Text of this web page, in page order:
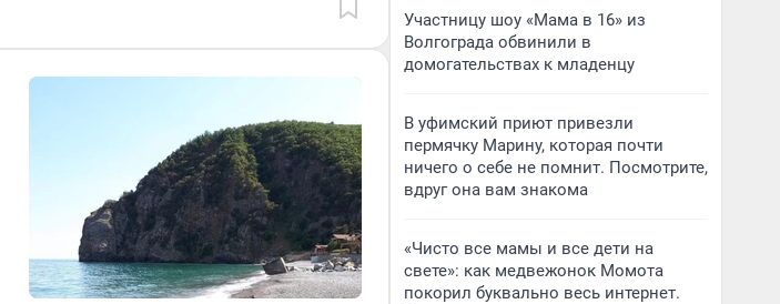
Участницу шоу «Мама в 16» из
Волгограда обвинили в
домогательствах к младенцу
В уфимский приют привезли
пермячку Марину, которая почти
ничего о себе не помнит. Посмотрите,
вдруг она вам знакома
«Чисто все мамы и все дети на
свете»: как медвежонок Момота
покорил буквально весь интернет.